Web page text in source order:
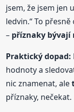
jsem, že jsem jen
ledvin.“ To
– příznaky bývají
Praktický dopad:
hodnoty a
nic znamenat, ale
příznaky, nečekat.